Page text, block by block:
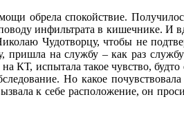
обрела спокойствие.
инфильтрата в кишечнике.
Чудотворцу, чтобы не
пришла на службу – как раз
КТ, испытала такое чувство,
Но какое
к себе расположение, он